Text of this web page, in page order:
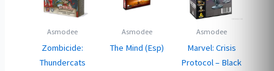
Asmodee
Zombicide:
Thundercats
Asmodee
The Mind (Esp)
Asmodee
Marvel: Crisis
Protocol – Black